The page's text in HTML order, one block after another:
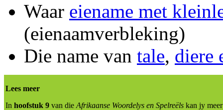
Waar eiename met
(eienaamverbleking)
Die name van tale, diere
Lees meer
In hoofstuk 9 van die Afrikaanse Woordelys en Spelreëls kan jy